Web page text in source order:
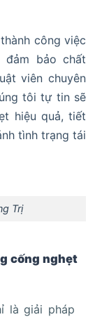
công việc
đảm bảo chất
viên chuyên
tôi tự tin sẽ
hiệu quả, tiết
tình trạng tái
Trị
cống nghẹt
là giải pháp